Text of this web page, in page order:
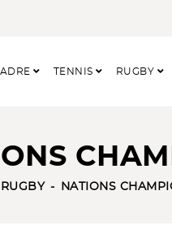
TENNIS RUGBY
RUGBY NATIONS